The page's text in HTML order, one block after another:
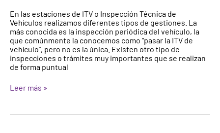
En las estaciones de ITV o Inspección Técnica de
Vehículos realizamos diferentes tipos de gestiones. La
más conocida es la inspección periódica del vehículo, la
que comúnmente la conocemos como “pasar la ITV de
vehículo”, pero no es la única. Existen otro tipo de
inspecciones o trámites muy importantes que se realizan
de forma puntual
Leer más »